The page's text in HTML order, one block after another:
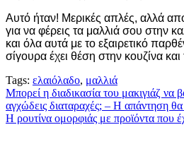
Αυτό ήταν! Μερικές απλές, αλλά
για να φέρεις τα μαλλιά σου στην
και όλα αυτά με το εξαιρετικό
σίγουρα έχει θέση στην κουζίνα
Tags: ελαιόλαδο, μαλλιά
Πλοήγηση
άρθρων
Μπορεί η διαδικασία του μακιγιάζ να
αγχώδεις διαταραχές; – Η απάντηση θα
Η ρουτίνα ομορφιάς με προϊόντα που